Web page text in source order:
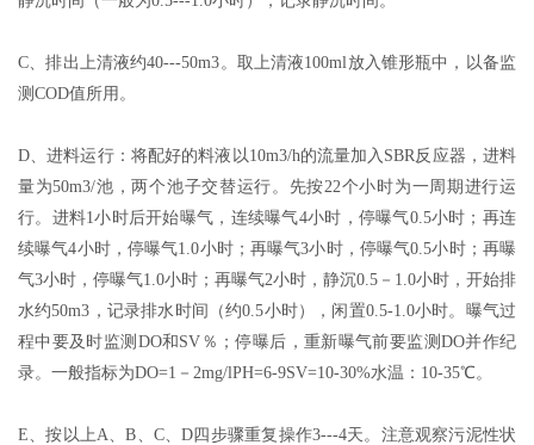
C、排出上清液约40---50m3。取上清液100ml放入锥形瓶中，以备监
测COD值所用。
D、进料运行：将配好的料液以10m3/h的流量加入SBR反应器，进料
量为50m3/池，两个池子交替运行。先按22个小时为一周期进行运
行。进料1小时后开始曝气，连续曝气4小时，停曝气0.5小时；再连
续曝气4小时，停曝气1.0小时；再曝气3小时，停曝气0.5小时；再曝
气3小时，停曝气1.0小时；再曝气2小时，静沉0.5－1.0小时，开始排
水约50m3，记录排水时间（约0.5小时），闲置0.5-1.0小时。曝气过
程中要及时监测DO和SV％；停曝后，重新曝气前要监测DO并作纪
录。一般指标为DO=1－2mg/lPH=6-9SV=10-30%水温：10-35℃。
E、按以上A、B、C、D四步骤重复操作3---4天。注意观察污泥性状